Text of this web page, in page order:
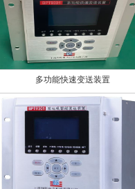
多功能快速变送装置